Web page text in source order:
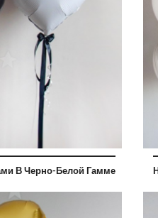
В Черно-Белой Гамме